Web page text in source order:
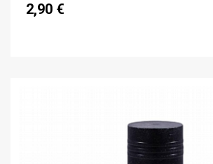
2,90 €